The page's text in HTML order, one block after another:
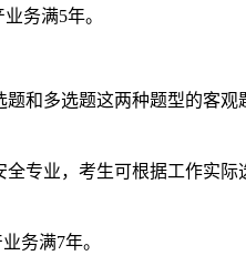
务满5年。
和多选题这两种题型的客
专业，考生可根据工作实
务满7年。